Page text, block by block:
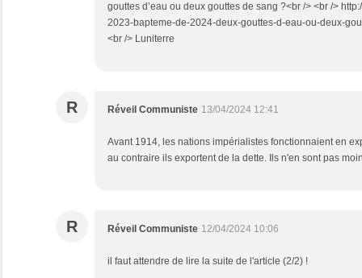
gouttes d’eau ou deux gouttes de sang ?<br /> <br />
2023-bapteme-de-2024-deux-gouttes-d-eau-ou-deux-
<br /> Luniterre
R Réveil Communiste 13/04/2024 12:41
Avant 1914, les nations impérialistes fonctionnaient en
au contraire ils exportent de la dette. Ils n'en sont pas
R Réveil Communiste 12/04/2024 10:06
il faut attendre de lire la suite de l'article (2/2) !